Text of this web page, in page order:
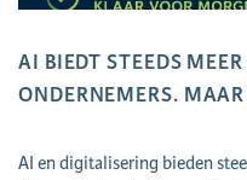
AI BIEDT STEEDS
ONDERNEMERS.
AI en digitalisering bieden